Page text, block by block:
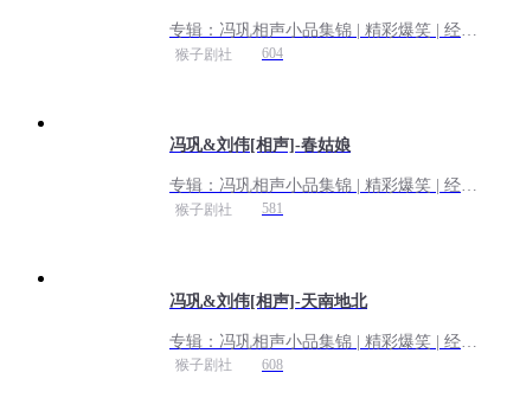
专辑： 冯巩相声小品集锦 | 精彩爆笑 | 经典
重现
猴子剧社 604
冯巩&刘伟[相声]-春姑娘
专辑： 冯巩相声小品集锦 | 精彩爆笑 | 经典
重现
猴子剧社 581
冯巩&刘伟[相声]-天南地北
专辑： 冯巩相声小品集锦 | 精彩爆笑 | 经典
重现
猴子剧社 608